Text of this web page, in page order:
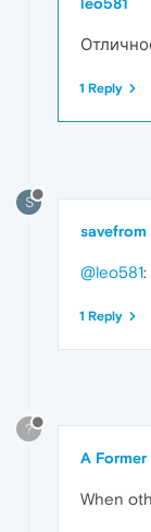
1 Reply
S
savefrom
@leo581:
1 Reply
?
A Former
When